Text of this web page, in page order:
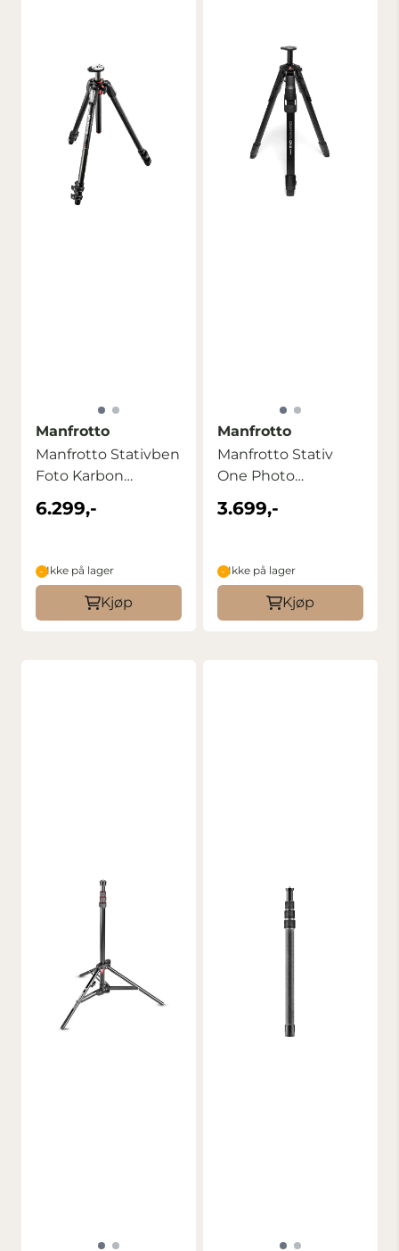
Manfrotto
Manfrotto Stativben
Foto Karbon
MT055CXPRO3
6.299,-
Ikke på lager
Kjøp
Manfrotto
Manfrotto Stativ
One Photo
Aluminium
3.699,-
Ikke på lager
Kjøp